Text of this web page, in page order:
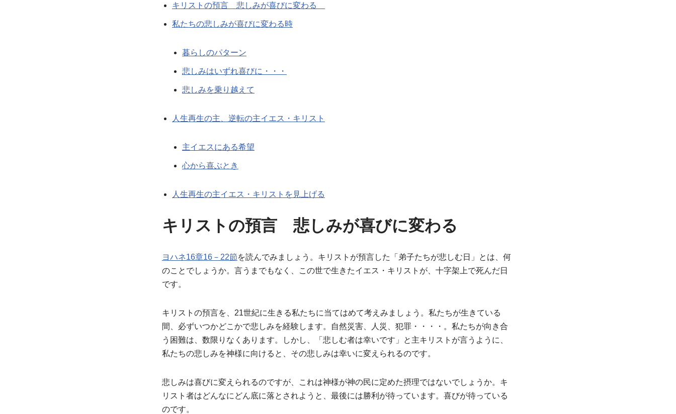
キリストの預言 悲しみが喜びに変わる
私たちの悲しみが喜びに変わる時
暮らしのパターン
悲しみはいずれ喜びに・・・
悲しみを乗り越えて
人生再生の主、逆転の主イエス・キリスト
主イエスにある希望
心から喜ぶとき
人生再生の主イエス・キリストを見上げる
キリストの預言 悲しみが喜びに変わる
ヨハネ16章16－22節を読んでみましょう。キリストが預言した「弟子たちが悲しむ日」とは、何
のことでしょうか。言うまでもなく、この世で生きたイエス・キリストが、十字架上で死んだ日
です。
キリストの預言を、21世紀に生きる私たちに当てはめて考えみましょう。私たちが生きている
間、必ずいつかどこかで悲しみを経験します。自然災害、人災、犯罪・・・・。私たちが向き合
う困難は、数限りなくあります。しかし、「悲しむ者は幸いです」と主キリストが言うように、
私たちの悲しみを神様に向けると、その悲しみは幸いに変えられるのです。
悲しみは喜びに変えられるのですが、これは神様が神の民に定めた摂理ではないでしょうか。キ
リスト者はどんなにどん底に落とされようと、最後には勝利が待っています。喜びが待っている
のです。